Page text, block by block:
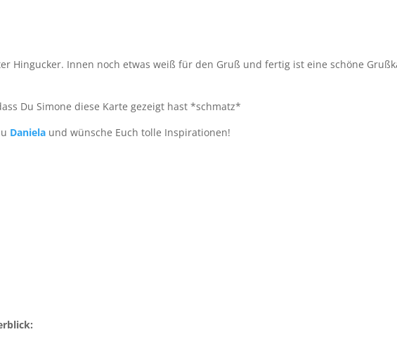
Hingucker. Innen noch etwas weiß für den Gruß und fertig ist eine schöne
Du Simone diese Karte gezeigt hast *schmatz*
Daniela und wünsche Euch tolle Inspirationen!